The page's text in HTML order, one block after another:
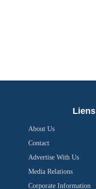
Liens
About Us
Contact
Advertise With Us
Media Relations
Corporate Information